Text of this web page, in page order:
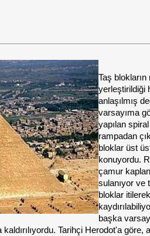
Taş blokların
yerleştirildiği
anlaşılmış
varsayıma
yapılan
rampadan
bloklar üst
konuyordu.
çamur
sulanıyor ve
bloklar itilerek
başka
Tarihçi Herodot'a göre,